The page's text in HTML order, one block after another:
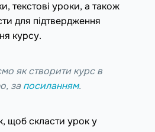
текстові уроки, а також
для підтвердження
курсу.
як створити курс в
за посиланням.
щоб скласти урок у